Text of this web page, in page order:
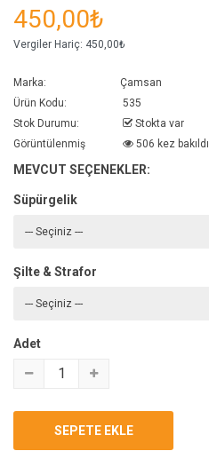
450,00₺
Vergiler Hariç: 450,00₺
Marka:
Çamsan
Ürün Kodu:
535
Stok Durumu:
Stokta var
Görüntülenmiş
506 kez bakıldı
MEVCUT SEÇENEKLER:
Süpürgelik
Şilte & Strafor
Adet